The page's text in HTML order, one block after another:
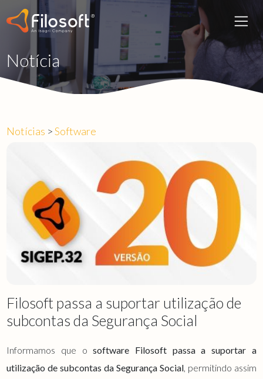
Notícia
Notícias >Software
Filosoft passa a suportar utilização de
subcontas da Segurança Social
Informamos que osoftware Filosoft passa a suportar a
utilização de subcontas da Segurança Social, permitindo assim